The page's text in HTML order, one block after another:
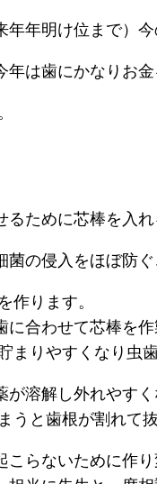
年明け位まで）
は歯にかなりお
ために芯棒を入れ
の侵入をほぼ防ぐ
作ります。
合わせて芯棒を
まりやすくなり虫
溶解し外れやすく
うと歯根が割れて
らないために作